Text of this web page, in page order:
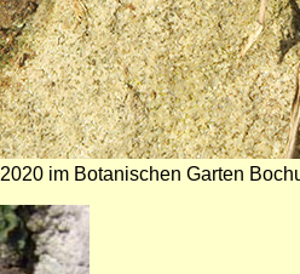
2020 im Botanischen Garten